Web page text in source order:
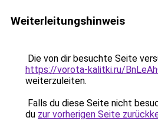
Weiterleitungshinweis
Die von dir besuchte Seite
https://vorota-kalitki.ru/
weiterzuleiten.
Falls du diese Seite nicht
du zur vorherigen Seite